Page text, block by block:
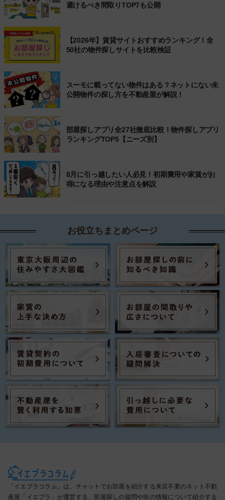
避けるべき間取りTOP7も公開
【2026年】賃貸サイトおすすめランキング！全
50社の物件探しサイトを比較検証
スーモに載ってない物件はある？ネットにない未
公開物件の探し方を不動産屋が解説！
部屋探しアプリ全27社徹底比較！物件探しアプリ
ランキングTOP5【ニーズ別】
8月に引っ越したい人必見！初期費用や家賃がお
得になる理由や注意点を解説
お役立ちまとめページ
「イエプラコラム」は、チャットでお部屋を紹介する来店不要のネット不動
産屋「イエプラ」が運営する、部屋探しの疑問や街の情報について紹介する